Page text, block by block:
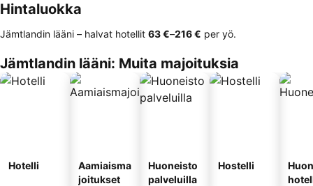
Hintaluokka
Jämtlandin lääni – halvat hotellit ‎63 €–‎216 € per yö.
Jämtlandin lääni: Muita majoituksia
Hotelli
Aamiaisma
joitukset
Huoneisto
palveluilla
Hostelli